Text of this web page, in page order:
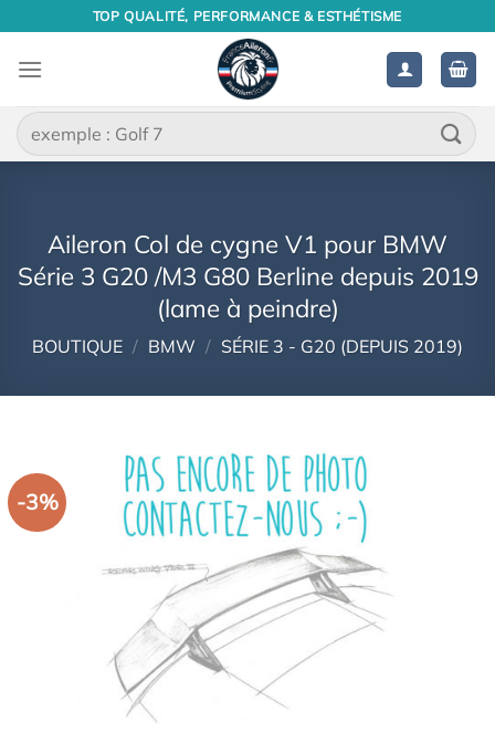
contenu
TOP QUALITÉ, PERFORMANCE & ESTHÉTISME
Recherche
pour :
Aileron Col de cygne V1 pour BMW
Série 3 G20 /M3 G80 Berline depuis 2019
(lame à peindre)
BOUTIQUE / BMW / SÉRIE 3 - G20 (DEPUIS 2019)
-3%